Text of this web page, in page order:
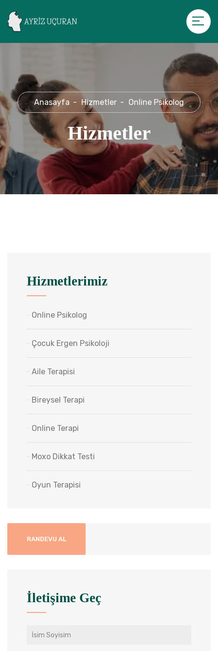
Anasayfa Hizmetler Online Psikolog
Hizmetler
Hizmetlerimiz
Online Psikolog
Çocuk Ergen Psikoloji
Aile Terapisi
Bireysel Terapi
Online Terapi
Moxo Dikkat Testi
Oyun Terapisi
RANDEVU AL
İletişime Geç